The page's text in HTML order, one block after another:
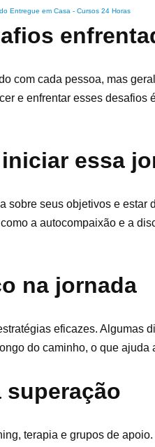
Entregue em Casa - Cursos 24 Horas
com cada pessoa, mas
e enfrentar esses desafios
essa
seus objetivos e estar
a autocompaixão e a
na jornada
eficazes. Algumas
do caminho, o que ajuda
superação
terapia e grupos de